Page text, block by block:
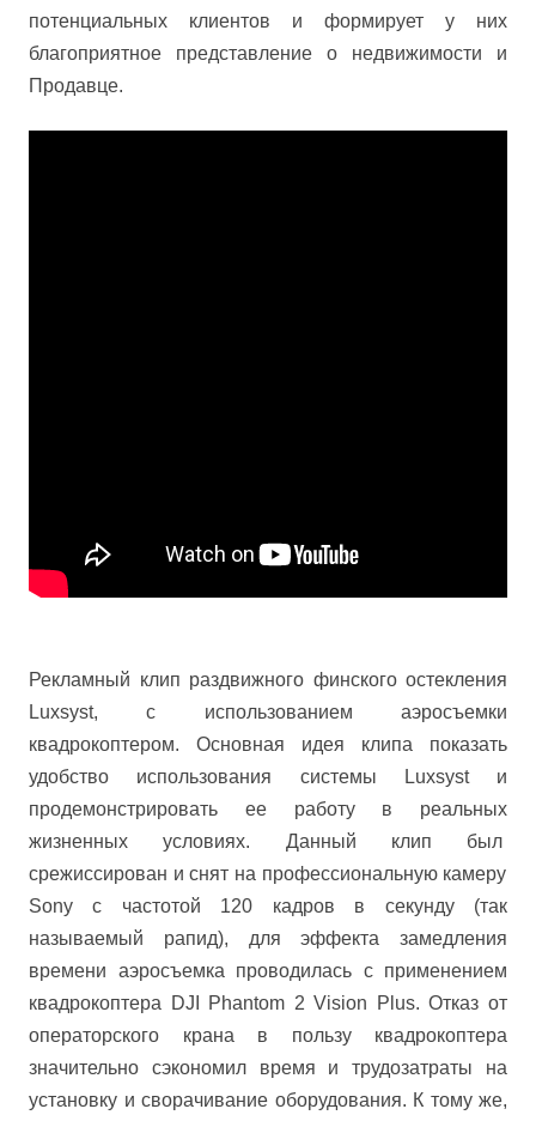
потенциальных клиентов и формирует у них
благоприятное представление о недвижимости и
Продавце.
Рекламный клип раздвижного финского остекления
Luxsyst, с использованием аэросъемки
квадрокоптером. Основная идея клипа показать
удобство использования системы
Luxsyst и
продемонстрировать ее работу в реальных
жизненных условиях.
Данный клип был
срежиссирован и снят на профессиональную камеру
Sony с частотой 120 кадров в секунду (так
называемый рапид), для эффекта замедления
времени аэросъемка проводилась с применением
квадрокоптера
DJI Phantom 2 Vision Plus.Отказ от
операторского крана в пользу квадрокоптера
значительно сэкономил время и трудозатраты на
установку и сворачивание оборудования. К тому же,